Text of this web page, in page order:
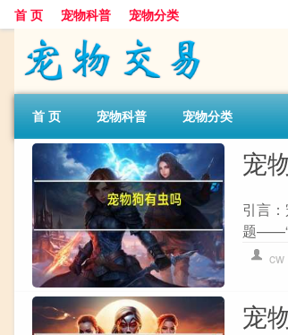
首 页 宠物科普 宠物分类
首 页 宠物科普 宠物分类
宠
引言
题——“
cw
宠